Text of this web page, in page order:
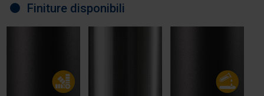
Finiture disponibili